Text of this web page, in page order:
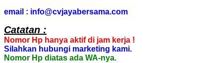
email : info@cvjayabersama.com
Catatan :
Nomor Hp hanya aktif di jam kerja !
Silahkan hubungi marketing kami.
Nomor Hp diatas ada WA-nya.